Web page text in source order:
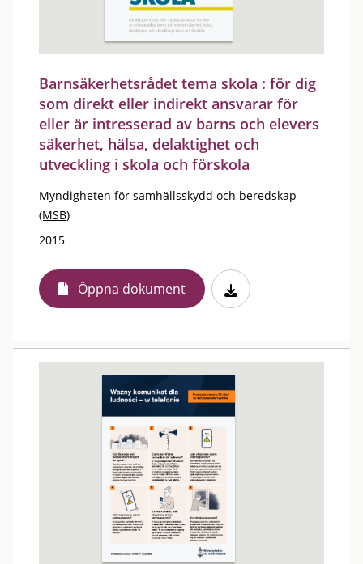
Barnsäkerhetsrådet tema skola : för dig
som direkt eller indirekt ansvarar för
eller är intresserad av barns och elevers
säkerhet, hälsa, delaktighet och
utveckling i skola och förskola
Myndigheten för samhällsskydd och beredskap
(MSB)
2015
Öppna dokument